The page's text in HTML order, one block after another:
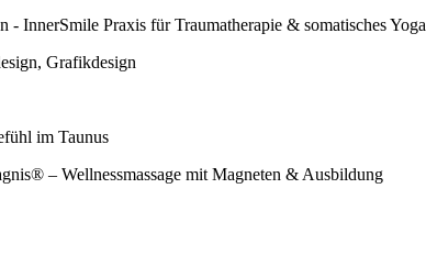
InnerSmile Praxis für Traumatherapie & somatisches Yoga
Grafikdesign
im Taunus
– Wellnessmassage mit Magneten & Ausbildung